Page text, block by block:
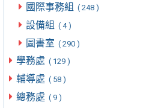
國際事務組 ( 248 )
設備組 ( 4 )
圖書室 ( 290 )
學務處 ( 129 )
輔導處 ( 58 )
總務處 ( 9 )